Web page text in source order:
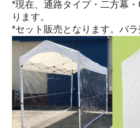
*現在、通路タイプ・二方幕
ります。
*セット販売となります。バラ